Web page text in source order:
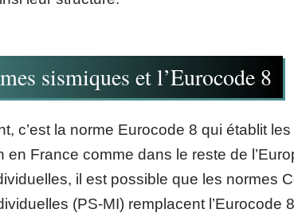
sismiques et l’Eurocode 8
c’est la norme Eurocode 8 qui établit
en France comme dans le reste de
il est possible que les normes
(PS-MI) remplacent l’Eurocode